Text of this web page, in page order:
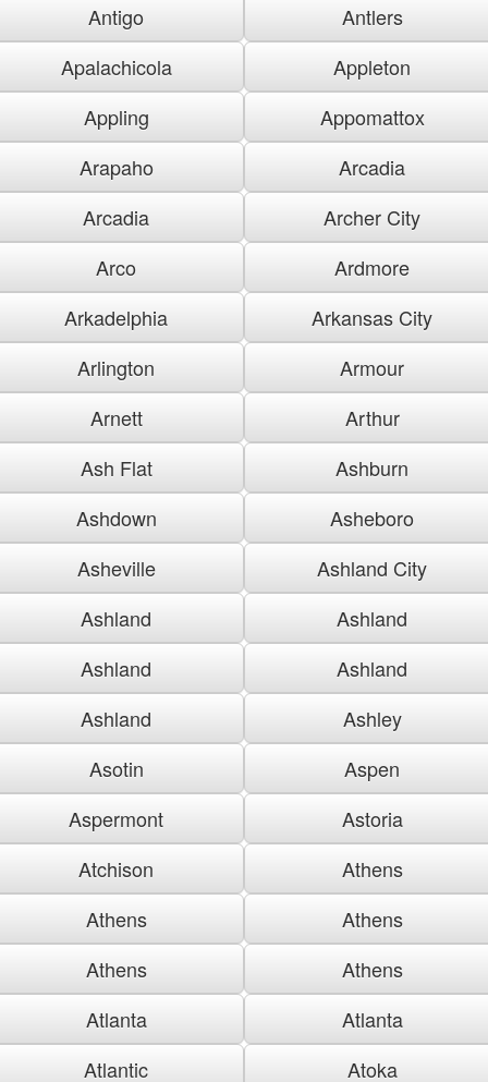
Antigo
Antlers
Apalachicola
Appleton
Appling
Appomattox
Arapaho
Arcadia
Arcadia
Archer City
Arco
Ardmore
Arkadelphia
Arkansas City
Arlington
Armour
Arnett
Arthur
Ash Flat
Ashburn
Ashdown
Asheboro
Asheville
Ashland City
Ashland
Ashland
Ashland
Ashland
Ashland
Ashley
Asotin
Aspen
Aspermont
Astoria
Atchison
Athens
Athens
Athens
Athens
Athens
Atlanta
Atlanta
Atlantic
Atoka